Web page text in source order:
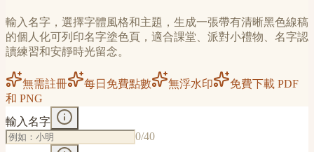
輸入名字，選擇字體風格和主題，生成一張帶有清晰黑色線稿
的個人化可列印名字塗色頁，適合課堂、派對小禮物、名字認
讀練習和安靜時光留念。
無需註冊 每日免費點數 無浮水印
免費下載 PDF
和 PNG
輸入名字
0/40